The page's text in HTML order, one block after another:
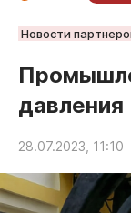
РУБРИКИ
Статьи
Авто и
Новости
давления
28.07.2023, 11:10